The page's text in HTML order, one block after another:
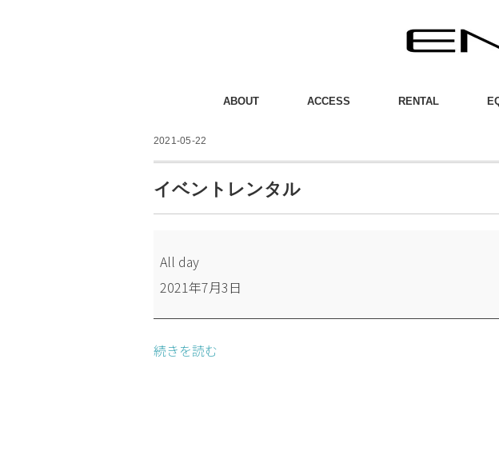
ABOUT ACCESS RENTAL
2021-05-22
イベントレンタル
ベ
ン
ン
All day
2021年7月3日
続きを読む